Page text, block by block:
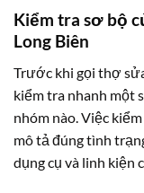
Kiểm tra sơ bộ
Long Biên
Trước khi gọi thợ
kiểm tra nhanh một
nhóm nào. Việc
mô tả đúng tình
dụng cụ và linh kiện